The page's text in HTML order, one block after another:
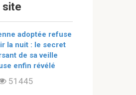
site
adoptée refuse
la nuit : le secret
de sa veille
enfin révélé
51445